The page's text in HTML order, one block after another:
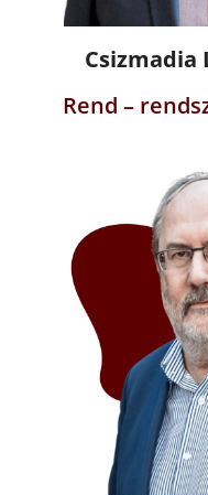
Csizmadia
Rend –